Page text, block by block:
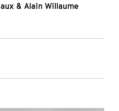
& Alain Willaume